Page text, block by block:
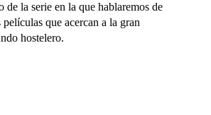
de la serie en la que hablaremos de
películas que acercan a la gran
hostelero.